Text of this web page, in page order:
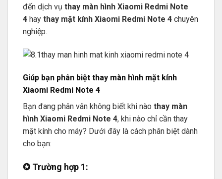
đến dịch vụ thay màn hình Xiaomi Redmi Note
4 hay thay mặt kính Xiaomi Redmi Note 4 chuyên
nghiệp.
Giúp bạn phân biệt thay màn hình mặt kính
Xiaomi Redmi Note 4
Bạn đang phân vân không biết khi nào thay màn
hình Xiaomi Redmi Note 4, khi nào chỉ cần thay
mặt kính cho máy? Dưới đây là cách phân biệt dành
cho bạn:
✪ Trường hợp 1: